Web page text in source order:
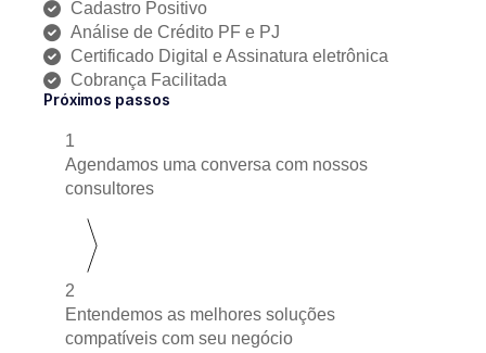
Cadastro Positivo
Análise de Crédito PF e PJ
Certificado Digital e Assinatura eletrônica
Cobrança Facilitada
Próximos passos
1
Agendamos uma conversa com nossos
consultores
2
Entendemos as melhores soluções
compatíveis com seu negócio